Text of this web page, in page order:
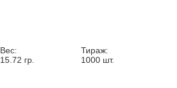
Вес:
15.72 гр.
Тираж:
1000 шт.